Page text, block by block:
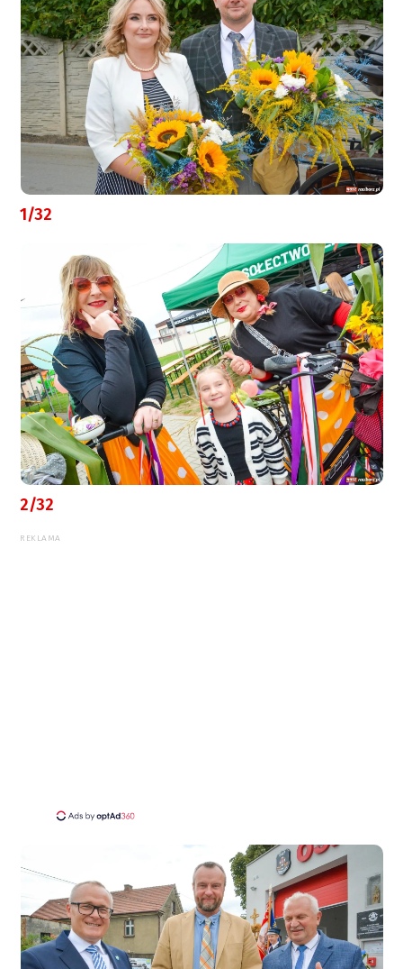
1/32
2/32
REKLAMA